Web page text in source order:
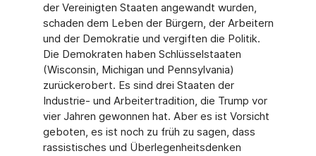
der Vereinigten Staaten angewandt wurden,
schaden dem Leben der Bürgern, der Arbeitern
und der Demokratie und vergiften die Politik.
Die Demokraten haben Schlüsselstaaten
(Wisconsin, Michigan und Pennsylvania)
zurückerobert. Es sind drei Staaten der
Industrie- und Arbeitertradition, die Trump vor
vier Jahren gewonnen hat. Aber es ist Vorsicht
geboten, es ist noch zu früh zu sagen, dass
rassistisches und Überlegenheitsdenken